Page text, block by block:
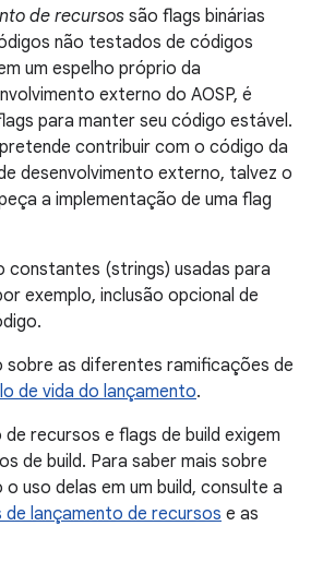
de recursos são flags binárias
não testados de códigos
um espelho próprio da
externo do AOSP, é
para manter seu código estável.
contribuir com o código da
desenvolvimento externo, talvez o
a implementação de uma flag
constantes (strings) usadas para
exemplo, inclusão opcional de
sobre as diferentes ramificações de
de vida do lançamento.
recursos e flags de build exigem
de build. Para saber mais sobre
o uso delas em um build, consulte a
de lançamento de recursos e as